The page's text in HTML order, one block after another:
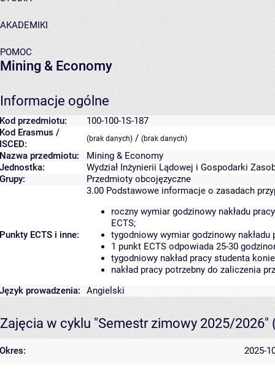
AKADEMIKI
POMOC
Mining & Economy
Informacje ogólne
Kod przedmiotu:
100-100-1S-187
Kod Erasmus /
ISCED:
(brak danych) / (brak danych)
Nazwa przedmiotu:
Mining & Economy
Jednostka:
Wydział Inżynierii Lądowej i Gospodarki
Grupy:
Przedmioty obcojęzyczne
Punkty ECTS i inne:
3.00 Podstawowe informacje o zasadach
roczny wymiar godzinowy nakładu
ECTS;
tygodniowy wymiar godzinowy nakładu
1 punkt ECTS odpowiada 25-30
tygodniowy nakład pracy studenta
nakład pracy potrzebny do zaliczenia
Język prowadzenia:
Angielski
Zajęcia w cyklu "Semestr zimowy 2025/2026"
Okres: 2025-